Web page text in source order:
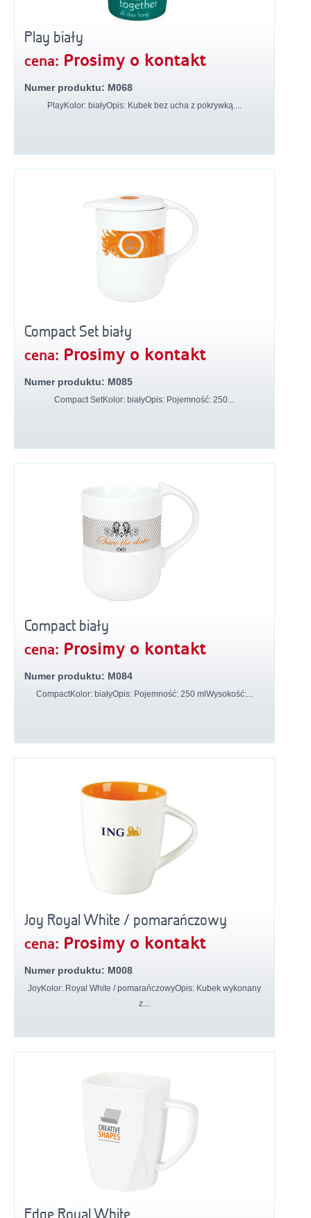
Play biały
cena: Prosimy o kontakt
Numer produktu: M068
PlayKolor: białyOpis: Kubek bez ucha z pokrywką....
Compact Set biały
cena: Prosimy o kontakt
Numer produktu: M085
Compact SetKolor: białyOpis: Pojemność: 250...
Compact biały
cena: Prosimy o kontakt
Numer produktu: M084
CompactKolor: białyOpis: Pojemność: 250 mlWysokość:...
Joy Royal White / pomarańczowy
cena: Prosimy o kontakt
Numer produktu: M008
JoyKolor: Royal White / pomarańczowyOpis: Kubek wykonany
z...